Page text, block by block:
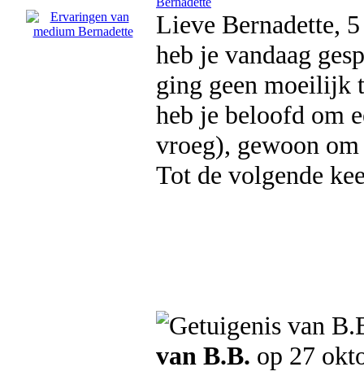
Lieve Bernadette,
heb je vandaag
ging geen moeilijk
heb je beloofd om
vroeg), gewoon
Tot de volgende
van B.B. op 27